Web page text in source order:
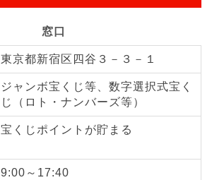
窓口
東京都新宿区四谷３－３－１
ジャンボ宝くじ等、数字選択式宝く
じ（ロト・ナンバーズ等）
宝くじポイントが貯まる
9:00～17:40